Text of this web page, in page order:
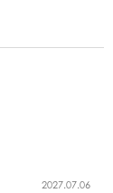
2027.07.06